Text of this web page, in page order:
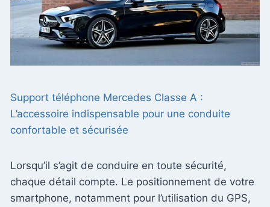
Support téléphone Mercedes Classe A :
L’accessoire indispensable pour une conduite
confortable et sécurisée
Lorsqu’il s’agit de conduire en toute sécurité,
chaque détail compte. Le positionnement de votre
smartphone, notamment pour l’utilisation du GPS,